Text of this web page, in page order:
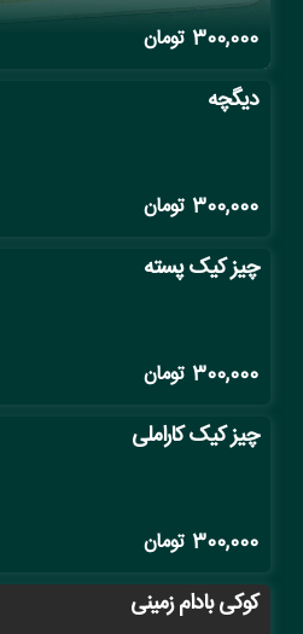
300,000 تومان
دیگچه
300,000 تومان
چیز کیک پسته
300,000 تومان
چیز کیک کاراملی
300,000 تومان
کوکی بادام زمینی